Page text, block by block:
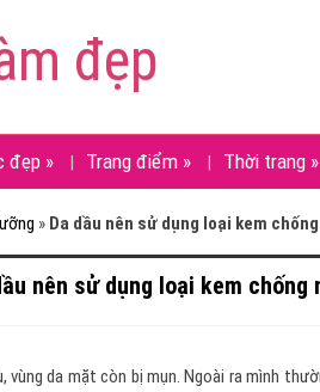
đẹp
đẹp » Trang điểm » Thời trang »
» Da dầu nên sử dụng loại kem
nên sử dụng loại kem chống
vùng da mặt còn bị mụn. Ngoài ra mình